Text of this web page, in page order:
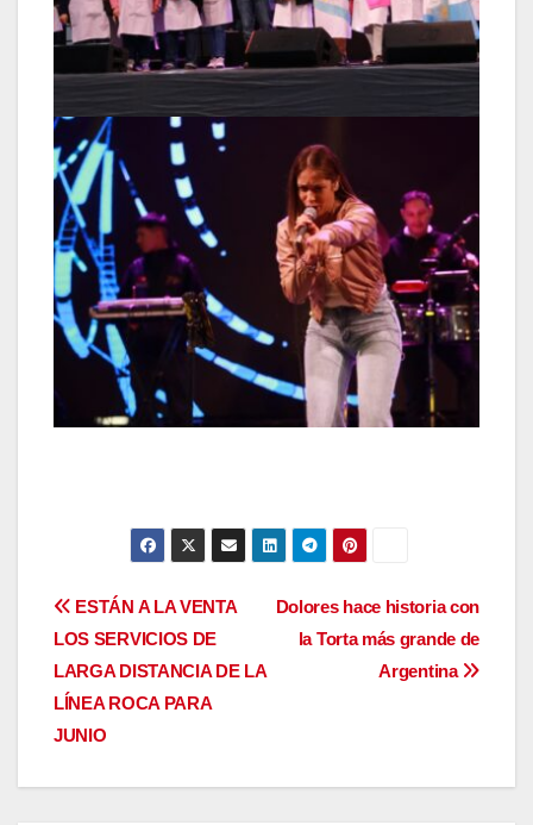
Navegación
de
entradas
Dolores hace historia con
la Torta más grande de
Argentina
ESTÁN A LA VENTA
LOS SERVICIOS DE
LARGA DISTANCIA DE LA
LÍNEA ROCA PARA
JUNIO